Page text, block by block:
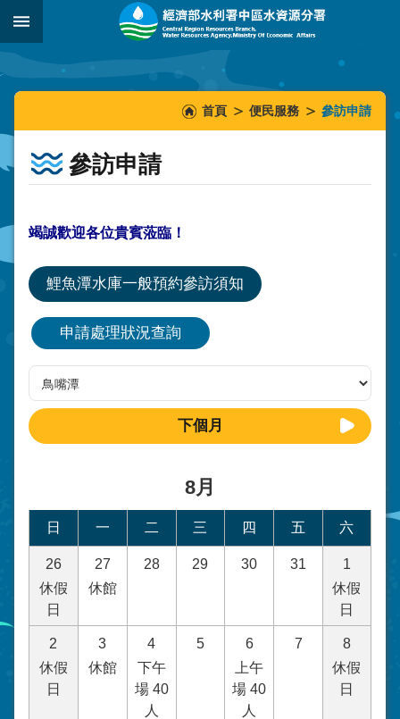
跳到主要內容區塊
::::::
首頁 便民服務 參訪申請
參訪申請
竭誠歡迎各位貴賓蒞臨！
鯉魚潭水庫一般預約參訪須知
申請處理狀況查詢
下個月
8月
日 一 二 三 四 五 六
26
休假
日
27
休館
28 29 30 31
1
休假
日
2
休假
日
3
休館
4
下午
場 40
人
5
6
上午
場 40
人
7
8
休假
日